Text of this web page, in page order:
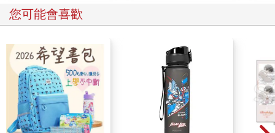
您可能會喜歡